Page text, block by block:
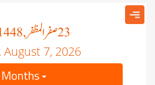
23صفر المظفر, 1448
August 7, 2026
Months